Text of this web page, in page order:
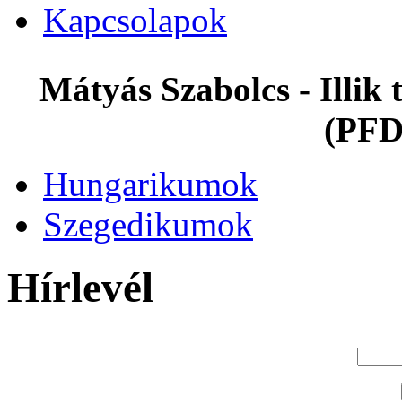
Kapcsolapok
Mátyás Szabolcs - Illik
Hungarikumok
Szegedikumok
Hírlevél